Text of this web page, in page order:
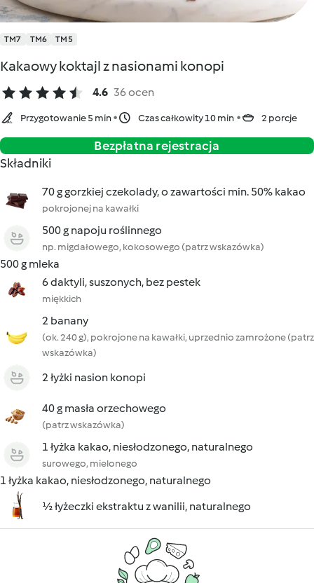
TM7 TM6 TM5
Kakaowy koktajl z nasionami konopi
4.6 36 ocen
Przygotowanie 5 min Czas całkowity 10 min 2 porcje
Bezpłatna rejestracja
Składniki
70 g gorzkiej czekolady, o zawartości min. 50% kakao
pokrojonej na kawałki
500 g napoju roślinnego
np. migdałowego, kokosowego (patrz wskazówka)
500 g mleka
6 daktyli, suszonych, bez pestek
miękkich
2 banany
(ok. 240 g), pokrojone na kawałki, uprzednio zamrożone (patrz
wskazówka)
2 łyżki nasion konopi
40 g masła orzechowego
(patrz wskazówka)
1 łyżka kakao, niesłodzonego, naturalnego
surowego, mielonego
1 łyżka kakao, niesłodzonego, naturalnego
½ łyżeczki ekstraktu z wanilii, naturalnego